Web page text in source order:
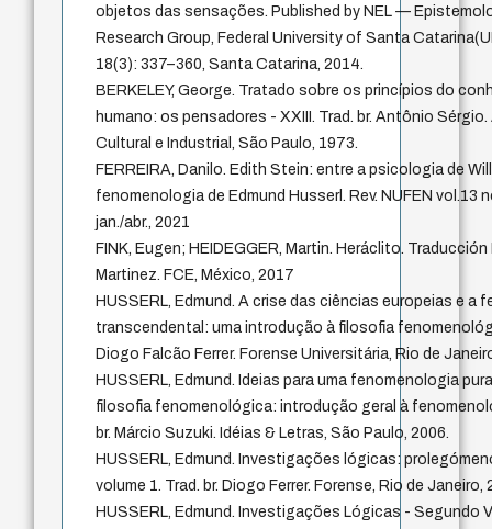
objetos das sensações. Published by NEL —
Research Group, Federal University of Santa
18(3): 337–360, Santa Catarina, 2014.
BERKELEY, George. Tratado sobre os princípios do
humano: os pensadores - XXIII. Trad. br. Antônio Sérgio.
Cultural e Industrial, São Paulo, 1973.
FERREIRA, Danilo. Edith Stein: entre a psicologia de
fenomenologia de Edmund Husserl. Rev. NUFEN vol.13
jan./abr., 2021
FINK, Eugen; HEIDEGGER, Martin. Heráclito.
Martinez. FCE, México, 2017
HUSSERL, Edmund. A crise das ciências europeias e a
transcendental: uma introdução à filosofia
Diogo Falcão Ferrer. Forense Universitária, Rio de
HUSSERL, Edmund. Ideias para uma fenomenologia
filosofia fenomenológica: introdução geral à
br. Márcio Suzuki. Idéias & Letras, São Paulo, 2006.
HUSSERL, Edmund. Investigações lógicas:
volume 1. Trad. br. Diogo Ferrer. Forense, Rio de Janeiro,
HUSSERL, Edmund. Investigações Lógicas - Segundo